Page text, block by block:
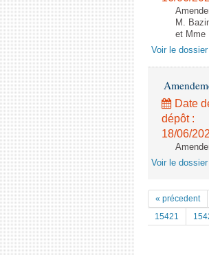
M.
et Mme
Voir le
Date
dépôt :
18/06/
Voir le
« précedent
15421